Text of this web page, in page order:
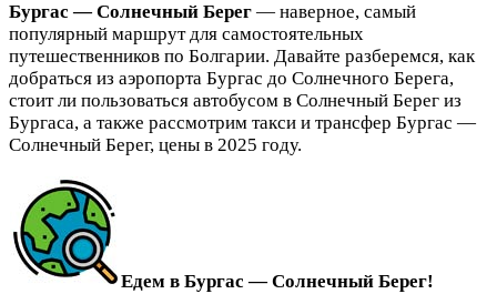
Бургас — Солнечный Берег — наверное, самый
популярный маршрут для самостоятельных
путешественников по Болгарии. Давайте разберемся, как
добраться из аэропорта Бургас до Солнечного Берега,
стоит ли пользоваться автобусом в Солнечный Берег из
Бургаса, а также рассмотрим такси и трансфер Бургас —
Солнечный Берег, цены в 2025 году.
Едем в Бургас — Солнечный Берег!